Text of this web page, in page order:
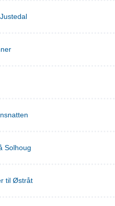
Solhoug
til Østråt